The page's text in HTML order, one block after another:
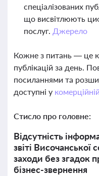
спеціалізованих
що висвітлюють
послуг. Джерело
Кожне з питань — це
публікацій за день.
посиланнями та
доступні у
Стисло про головне:
Відсутність
звіті
заходи без згадок
бізнес-звернення